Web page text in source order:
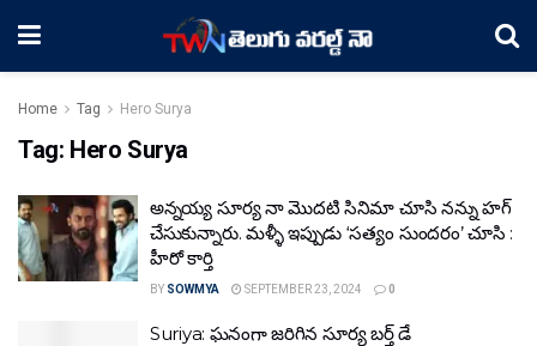
Home Tag Hero Surya
Tag: Hero Surya
అన్నయ్య సూర్య నా మొదటి సినిమా చూసి నన్ను హగ్
చేసుకున్నారు. మళ్ళీ ఇప్పుడు ‘సత్యం సుందరం’ చూసి :
హీరో కార్తి
BY SOWMYA SEPTEMBER 23, 2024 0
Suriya: ఘనంగా జరిగిన సూర్య బర్త్ డే